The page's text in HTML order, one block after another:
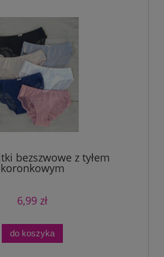
bezszwowe z tyłem
koronkowym
6,99 zł
do koszyka